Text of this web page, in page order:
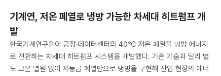
기계연, 저온 폐열로 냉방 가능한 차세대 히트펌프 개
발
한국기계연구원이 공장·데이터센터의 40℃ 저온 폐열을 냉방 에너지
로 전환하는 차세대 히트펌프 시스템을 개발했다. 기존 기술과 달리 별
도 고온 열원 없이 저등급 폐열만으로 냉방을 구현해 산업 현장의 에너